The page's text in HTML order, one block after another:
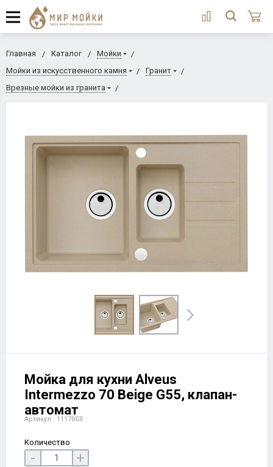
Главная Каталог
Мойки
Мойки из искусственного камня
Гранит
Врезные мойки из гранита
Мойка для кухни Alveus
Intermezzo 70 Beige G55, клапан-
автомат
Артикул : 1117053
Количество
- +